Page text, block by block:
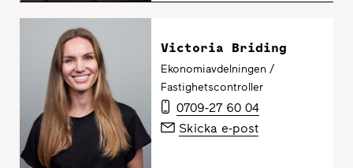
Victoria Briding
Ekonomiavdelningen /
Fastighetscontroller
0709-27 60 04
Skicka e-post